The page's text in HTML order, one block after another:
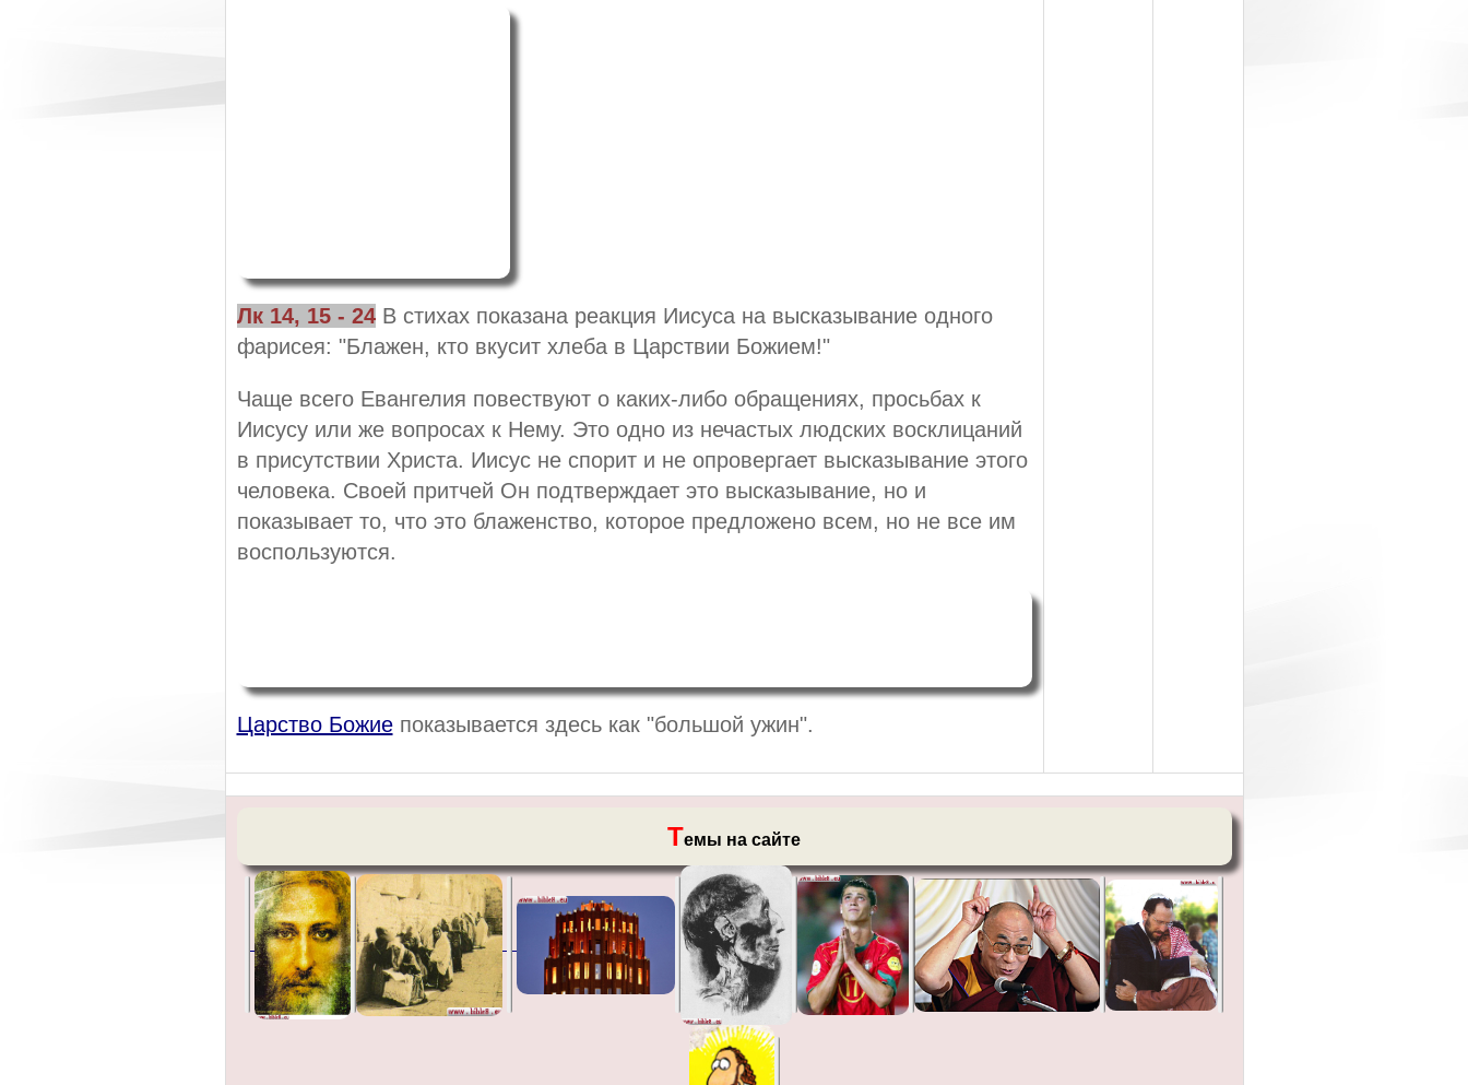
Лк 14, 15 - 24В стихах показана реакция Иисуса на высказывание одного
фарисея: "Блажен, кто вкусит хлеба в Царствии Божием!"
Чаще всего Евангелия повествуют о каких-либо обращениях, просьбах к
Иисусу или же вопросах к Нему. Это одно из нечастых людских восклицаний
в присутствии Христа. Иисус не спорит и не опровергает высказывание этого
человека. Своей притчей Он подтверждает это высказывание, но и
показывает то, что это блаженство, которое предложено всем, но не все им
воспользуются.
Царство Божиепоказывается здесь как "большой ужин".
Темы на сайте